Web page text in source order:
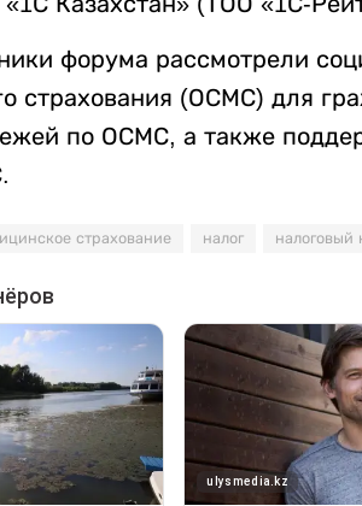
форума рассмотрели
страхования (ОСМС) для
по ОСМС, а также
страхование налог налоговый